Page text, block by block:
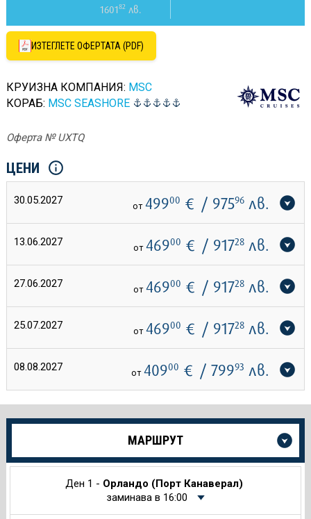
160182лв.
ИЗТЕГЛЕТЕ ОФЕРТАТА (PDF)
КРУИЗНА КОМПАНИЯ: MSC
КОРАБ: MSC SEASHORE
Оферта № UXTQ
ЦЕНИ
30.05.2027 от 49900 € / 97596лв.
13.06.2027 от 46900 € / 91728лв.
27.06.2027 от 46900 € / 91728лв.
25.07.2027 от 46900 € / 91728лв.
08.08.2027 от 40900 € / 79993 лв.
Още
за
МАРШРУТ
Ден 1 - Орландо (Порт Канаверал)
заминава в 16:00